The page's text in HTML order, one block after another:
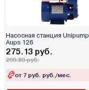
Насосная станция Unipump
Aups 126
275.13 руб.
299.89 руб.
от 7 руб. руб./мес.